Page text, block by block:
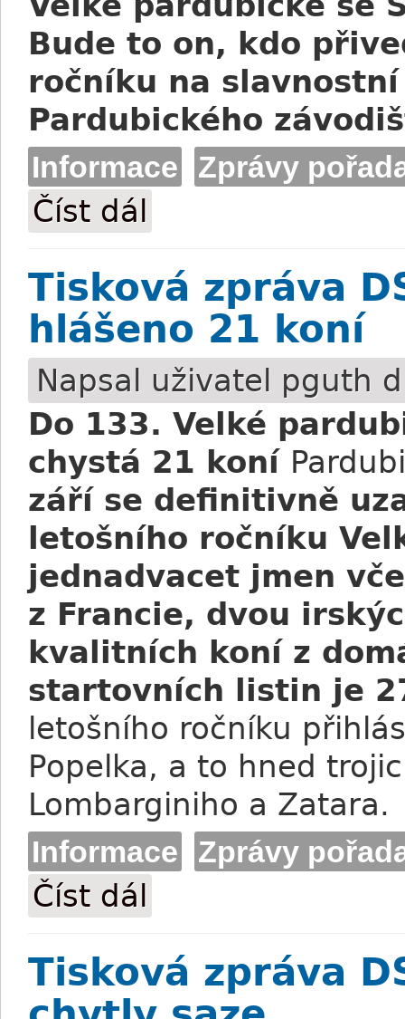
Bude to on, kdo
ročníku na
Pardubického
Informace Zprávy
Číst dál
Tisková zpráva
hlášeno 21 koní
Napsal uživatel pguth
Do 133. Velké
chystá 21 koní
září se definitivně
letošního ročníku
jednadvacet jmen
z Francie, dvou
kvalitních koní z
startovních listin je
letošního ročníku
Popelka, a to hned
Lombarginiho a Zatara.
Informace Zprávy
Číst dál
Tisková zpráva